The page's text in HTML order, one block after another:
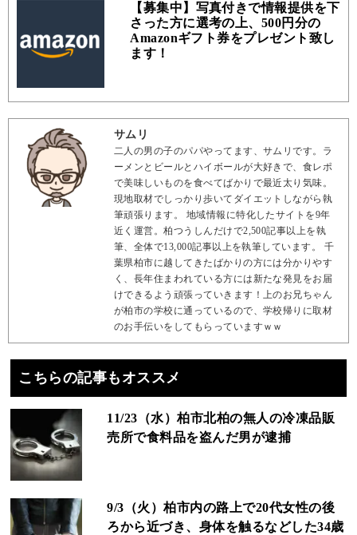
【募集中】写真付きで情報提供を下
さった方に選考の上、500円分の
Amazonギフト券をプレゼント致し
ます！
サムリ
二人の男の子のパパやってます、サムリです。ラ
ーメンとビールとハイボールが大好きで、食レポ
で美味しいものを食べてばかりで最近太り気味。
現地取材でしっかり歩いてダイエットしながら執
筆頑張ります。 地域情報に特化したサイトを9年
近く運営。柏つうしんだけで2,500記事以上を執
筆、全体で13,000記事以上を執筆しています。 千
葉県柏市に越してきたばかりの方には分かりやす
く、長年住まわれている方には新たな発見をお届
けできるよう頑張っていきます！上のお兄ちゃん
が柏市の学校に通っているので、学校帰りに取材
のお手伝いをしてもらっていますｗｗ
こちらの記事もオススメ
11/23（水）柏市北柏の無人の冷凍品販
売所で食料品を盗んだ男が逮捕
9/3（火）柏市内の路上で20代女性の後
ろから近づき、身体を触るなどした34歳